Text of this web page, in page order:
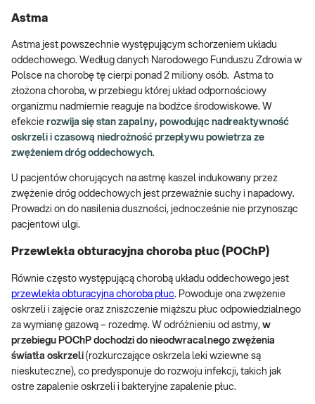
Astma
Astma jest powszechnie występującym schorzeniem układu
oddechowego. Według danych Narodowego Funduszu Zdrowia w
Polsce na chorobę tę cierpi ponad 2 miliony osób. Astma to
złożona choroba, w przebiegu której układ odpornościowy
organizmu nadmiernie reaguje na bodźce środowiskowe. W
efekcie rozwija się stan zapalny, powodując nadreaktywność
oskrzeli i czasową niedrożność przepływu powietrza ze
zwężeniem dróg oddechowych.
U pacjentów chorujących na astmę kaszel indukowany przez
zwężenie dróg oddechowych jest przeważnie suchy i napadowy.
Prowadzi on do nasilenia duszności, jednocześnie nie przynosząc
pacjentowi ulgi.
Przewlekła obturacyjna choroba płuc (POChP)
Równie często występującą chorobą układu oddechowego jest
przewlekła obturacyjna choroba płuc. Powoduje ona zwężenie
oskrzeli i zajęcie oraz zniszczenie miąższu płuc odpowiedzialnego
za wymianę gazową – rozedmę. W odróżnieniu od astmy, w
przebiegu POChP dochodzi do nieodwracalnego zwężenia
światła oskrzeli (rozkurczające oskrzela leki wziewne są
nieskuteczne), co predysponuje do rozwoju infekcji, takich jak
ostre zapalenie oskrzeli i bakteryjne zapalenie płuc.